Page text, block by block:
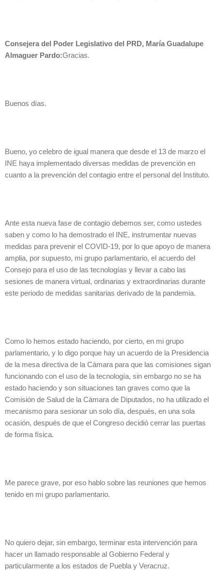
Consejera del Poder Legislativo del PRD, María Guadalupe
Almaguer Pardo:Gracias.
Buenos días.
Bueno, yo celebro de igual manera que desde el 13 de marzo el
INE haya implementado diversas medidas de prevención en
cuanto a la prevención del contagio entre el personal del Instituto.
Ante esta nueva fase de contagio debemos ser, como ustedes
saben y como lo ha demostrado el INE, instrumentar nuevas
medidas para prevenir el COVID-19, por lo que apoyo de manera
amplia, por supuesto, mi grupo parlamentario, el acuerdo del
Consejo para el uso de las tecnologías y llevar a cabo las
sesiones de manera virtual, ordinarias y extraordinarias durante
este periodo de medidas sanitarias derivado de la pandemia.
Como lo hemos estado haciendo, por cierto, en mi grupo
parlamentario, y lo digo porque hay un acuerdo de la Presidencia
de la mesa directiva de la Cámara para que las comisiones sigan
funcionando con el uso de la tecnología, sin embargo no se ha
estado haciendo y son situaciones tan graves como que la
Comisión de Salud de la Cámara de Diputados, no ha utilizado el
mecanismo para sesionar un solo día, después, en una sola
ocasión, después de que el Congreso decidió cerrar las puertas
de forma física.
Me parece grave, por eso hablo sobre las reuniones que hemos
tenido en mi grupo parlamentario.
No quiero dejar, sin embargo, terminar esta intervención para
hacer un llamado responsable al Gobierno Federal y
particularmente a los estados de Puebla y Veracruz.